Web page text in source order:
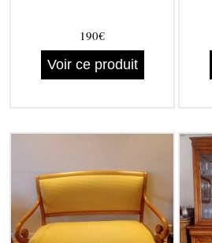
190€
Voir ce produit